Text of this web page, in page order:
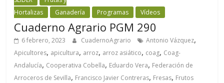
Hortalizas
Ganadería Programas Vídeos
Cuaderno Agrario PGM 290
6 febrero, 2023 CuadernoAgrario Antonio Vázquez,
Apicultores, apicultura, arroz, arroz asiático, coag, Coag-
Andalucía, Cooperativa Cobella, Eduardo Vera, Federación de
Arroceros de Sevilla, Francisco Javier Contreras, Fresas, Frutos